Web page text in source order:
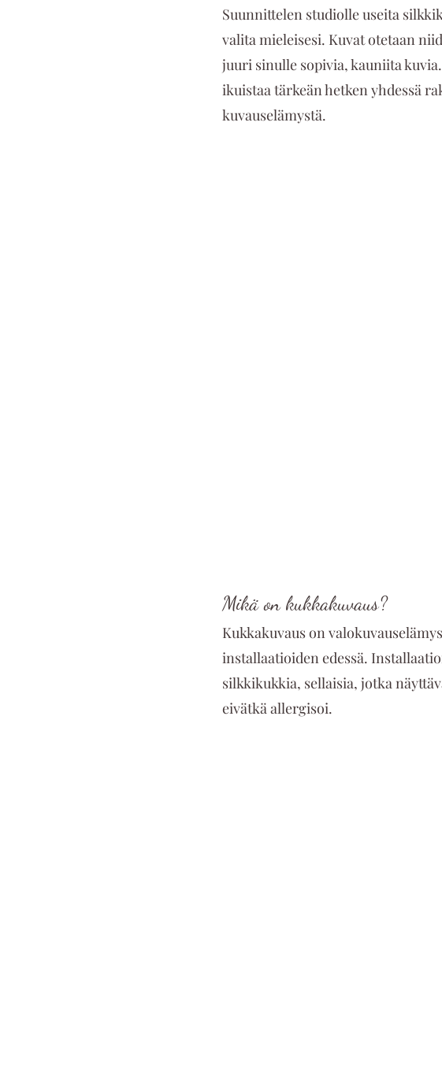
Suunnittelen studiolle useita
valita mieleisesi. Kuvat otetaan
juuri sinulle sopivia, kauniita
ikuistaa tärkeän hetken yhdessä
kuvauselämystä.
Mikä on kukkakuvaus?
Kukkakuvaus on
installaatioiden edessä.
silkkikukkia, sellaisia, jotka
eivätkä allergisoi.